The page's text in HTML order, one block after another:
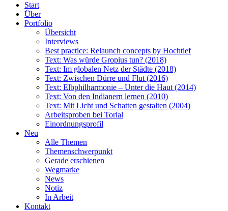
Start
Über
Portfolio
Übersicht
Interviews
Best practice: Relaunch concepts by Hochtief
Text: Was würde Gropius tun? (2018)
Text: Im globalen Netz der Städte (2018)
Text: Zwischen Dürre und Flut (2016)
Text: Elbphilharmonie – Unter die Haut (2014)
Text: Von den Indianern lernen (2010)
Text: Mit Licht und Schatten gestalten (2004)
Arbeitsproben bei Torial
Einordnungsprofil
Neu
Alle Themen
Themenschwerpunkt
Gerade erschienen
Wegmarke
News
Notiz
In Arbeit
Kontakt